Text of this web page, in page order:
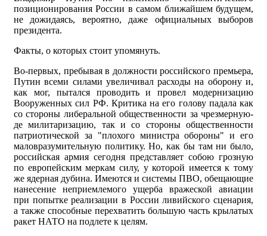
позиционирования России в самом ближайшем будущем,
не дожидаясь, вероятно, даже официальных выборов
президента.
Факты, о которых стоит упомянуть.
Во-первых, пребывая в должности российского премьера,
Путин всеми силами увеличивал расходы на оборону и,
как мог, пытался проводить и провел модернизацию
Вооруженных сил РФ. Критика на его голову падала как
со стороны либеральной общественности за чрезмерную-
де милитаризацию, так и со стороны общественности
патриотической за "плохого министра обороны" и его
маловразумительную политику. Но, как бы там ни было,
российская армия сегодня представляет собою грозную
по европейским меркам силу, у которой имеется к тому
же ядерная дубина. Имеются и системы ПВО, обещающие
нанесение неприемлемого ущерба вражеской авиации
при попытке реализации в России ливийского сценария,
а также способные перехватить большую часть крылатых
ракет НАТО на подлете к целям.